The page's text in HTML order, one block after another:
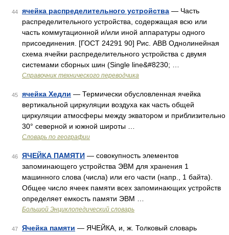
44 ячейка распределительного устройства — Часть
распределительного устройства, содержащая всю или
часть коммутационной и/или иной аппаратуры одного
присоединения. [ГОСТ 24291 90] Рис. ABB Однолинейная
схема ячейки распределительного устройства с двумя
системами сборных шин (Single line&#8230; …
Справочник технического переводчика
45 ячейка Хедли — Термически обусловленная ячейка
вертикальной циркуляции воздуха как часть общей
циркуляции атмосферы между экватором и приблизительно
30° северной и южной широты …
Словарь по географии
46 ЯЧЕЙКА ПАМЯТИ — совокупность элементов
запоминающего устройства ЭВМ для хранения 1
машинного слова (числа) или его части (напр., 1 байта).
Общее число ячеек памяти всех запоминающих устройств
определяет емкость памяти ЭВМ …
Большой Энциклопедический словарь
47 Ячейка памяти — ЯЧЕЙКА, и, ж. Толковый словарь